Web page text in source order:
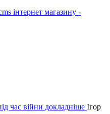
інтернет магазину -
час війни докладнiше Ігор